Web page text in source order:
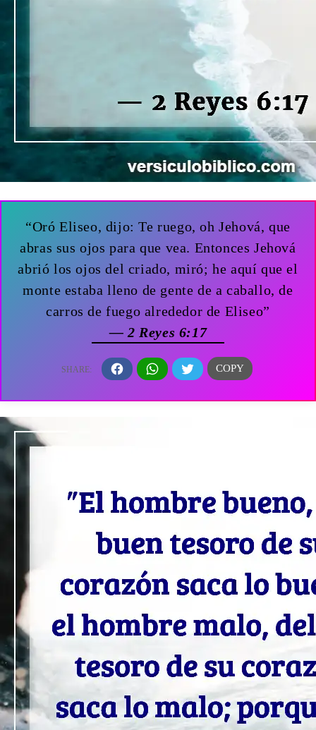
“Oró Eliseo, dijo: Te ruego, oh Jehová, que
abras sus ojos para que vea. Entonces Jehová
abrió los ojos del criado, miró; he aquí que el
monte estaba lleno de gente de a caballo, de
carros de fuego alrededor de Eliseo”
— 2 Reyes 6:17